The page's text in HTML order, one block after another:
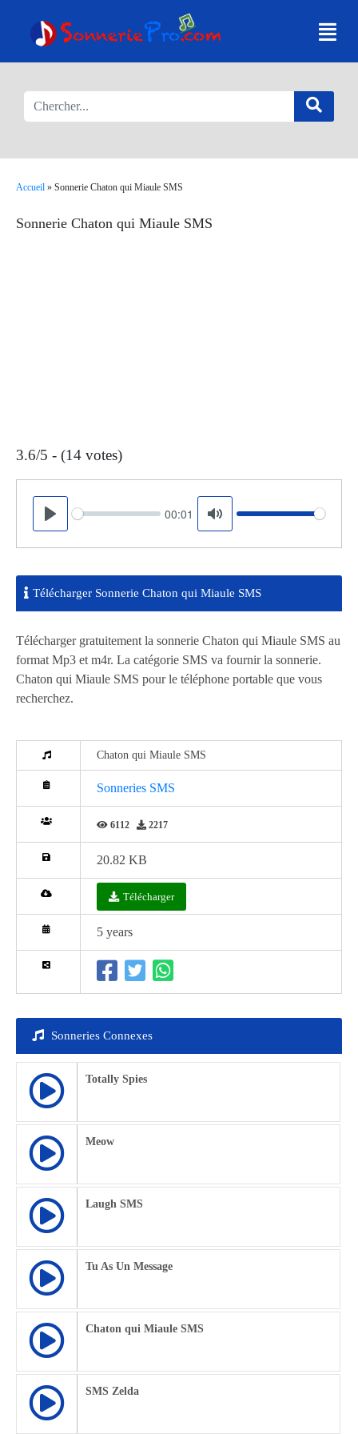
Accueil » Sonnerie Chaton qui Miaule SMS
Sonnerie Chaton qui Miaule SMS
3.6/5 - (14 votes)
Play
Seek 00:01
Mute
Volume
Télécharger Sonnerie Chaton qui Miaule SMS
Télécharger gratuitement la sonnerie Chaton qui Miaule SMS au
format Mp3 et m4r. La catégorie SMS va fournir la sonnerie.
Chaton qui Miaule SMS pour le téléphone portable que vous
recherchez.
Chaton qui Miaule SMS
Sonneries SMS
6112 2217
20.82 KB
Télécharger
5 years
Sonneries Connexes
Totally Spies
Meow
Laugh SMS
Tu As Un Message
Chaton qui Miaule SMS
SMS Zelda